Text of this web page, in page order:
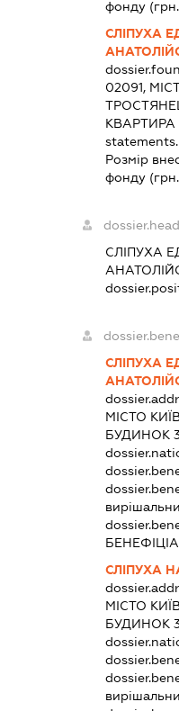
фонду
СЛІПУХА
02091,
КВАРТИРА
Розмір
фонду
СЛІПУХА
СЛІПУХА
МІСТО
БУДИНОК
СЛІПУХА
МІСТО
БУДИНОК